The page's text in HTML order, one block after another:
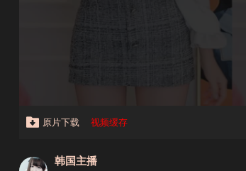
原片下载 视频缓存
韩国主播